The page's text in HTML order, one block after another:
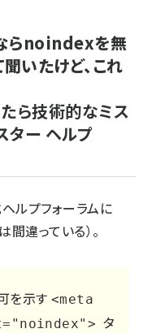
らnoindexを無
聞いたけど、これ
ら技術的なミス
ター ヘルプ
ルプフォーラムに
間違っている）。
を示す <meta
タ